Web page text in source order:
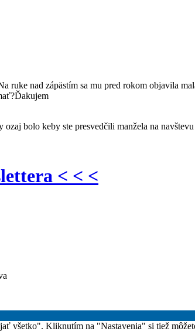
ruke nad zápästím sa mu pred rokom objavila
bolo keby ste presvedčili manžela na
< < <
všetko". Kliknutím na "Nastavenia" si tiež